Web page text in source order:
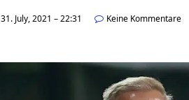
31. July, 2021 – 22:31 Keine Kommentare